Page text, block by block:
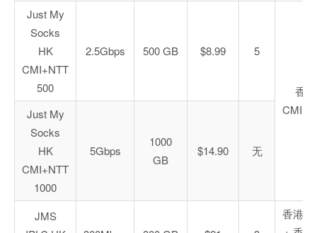
Just My
Socks
HK
CMI+NTT
500
2.5Gbps 500 GB $8.99 5
香港
Just My
Socks
HK
CMI+NTT
1000
5Gbps
1000
GB
$14.90 无
JMS
香港